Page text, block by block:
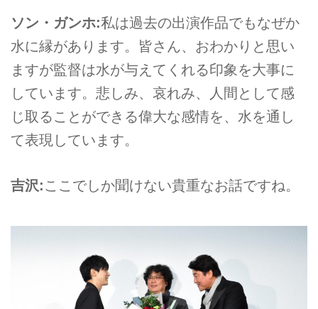
ソン・ガンホ:私は過去の出演作品でもなぜか
水に縁があります。皆さん、おわかりと思い
ますが監督は水が与えてくれる印象を大事に
しています。悲しみ、哀れみ、人間として感
じ取ることができる偉大な感情を、水を通し
て表現しています。
吉沢:ここでしか聞けない貴重なお話ですね。